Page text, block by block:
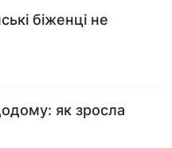
біженці не
як зросла